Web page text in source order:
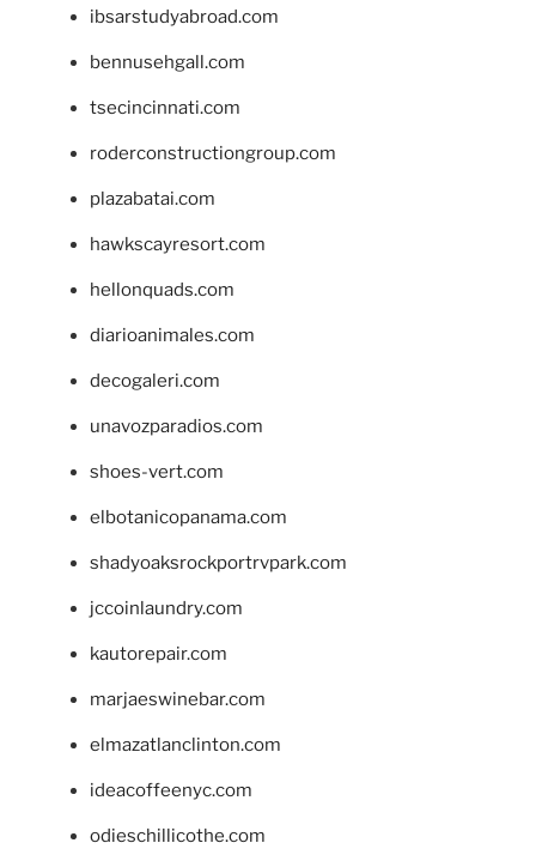
ibsarstudyabroad.com
bennusehgall.com
tsecincinnati.com
roderconstructiongroup.com
plazabatai.com
hawkscayresort.com
hellonquads.com
diarioanimales.com
decogaleri.com
unavozparadios.com
shoes-vert.com
elbotanicopanama.com
shadyoaksrockportrvpark.com
jccoinlaundry.com
kautorepair.com
marjaeswinebar.com
elmazatlanclinton.com
ideacoffeenyc.com
odieschillicothe.com